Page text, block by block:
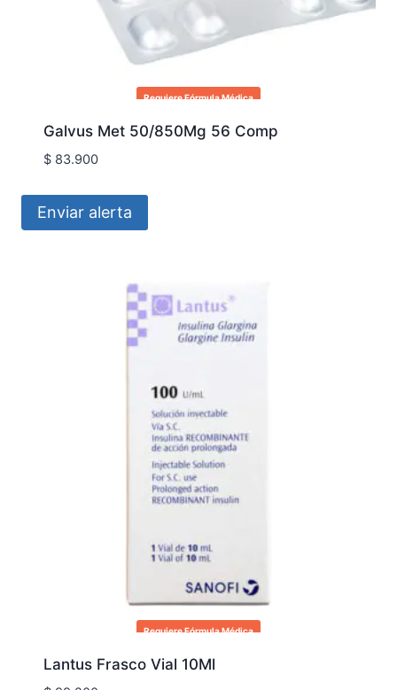
Requiere Fórmula Médica
Galvus Met 50/850Mg 56 Comp
$83.900
Enviar alerta
Requiere Fórmula Médica
Lantus Frasco Vial 10Ml